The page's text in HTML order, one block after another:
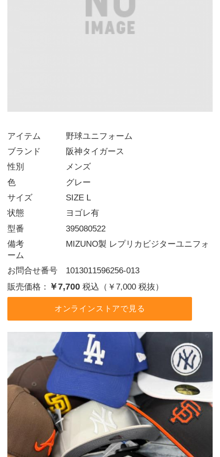
アイテム   野球ユニフォーム
ブランド   阪神タイガース
性別     メンズ
色      グレー
サイズ    SIZE L
状態     ヨゴレ有
型番     395080522
備考     MIZUNO製 レプリカビジターユニフォ
ーム
お問合せ番号 1013011596256-013
販売価格： ￥7,700 税込（￥7,000 税抜）
オンラインストアで見る